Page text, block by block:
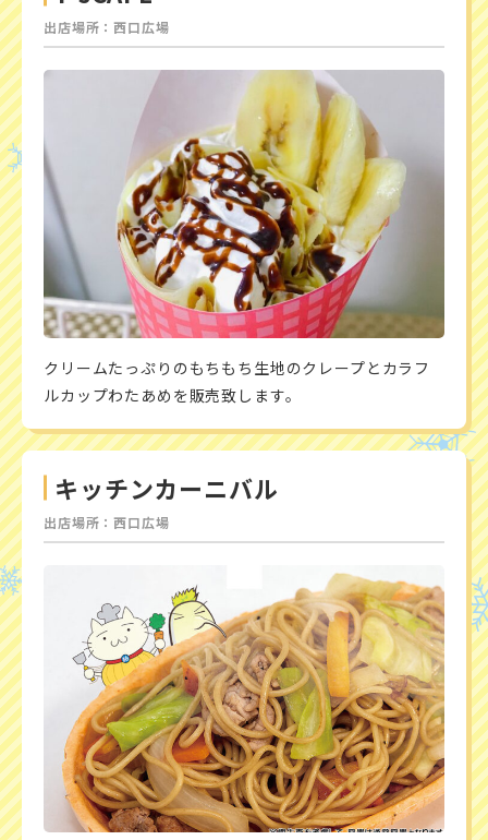
出店場所：西口広場
クリームたっぷりのもちもち生地のクレープとカラフ
ルカップわたあめを販売致します。
キッチンカーニバル
出店場所：西口広場